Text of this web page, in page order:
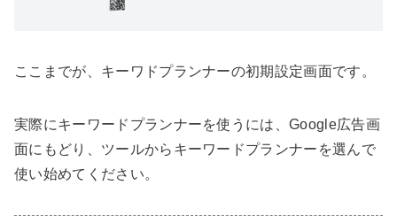
ここまでが、キーワドプランナーの初期設定画面です。
実際にキーワードプランナーを使うには、Google広告画
面にもどり、ツールからキーワードプランナーを選んで
使い始めてください。